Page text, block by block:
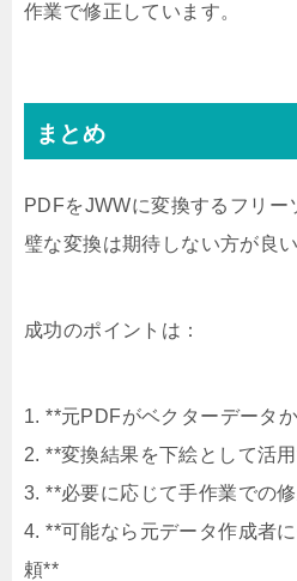
作業で修正しています。
まとめ
PDFをJWWに変換するフリー
璧な変換は期待しない方が良い
成功のポイントは：
1. **元PDFがベクターデータ
2. **変換結果を下絵として活
3. **必要に応じて手作業での
4. **可能なら元データ作成者
頼**